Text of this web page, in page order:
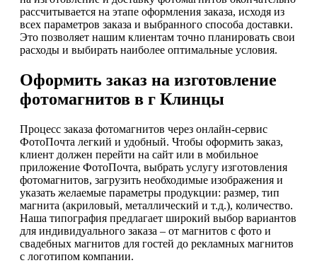
рассчитывается на этапе оформления заказа, исходя из
всех параметров заказа и выбранного способа доставки.
Это позволяет нашим клиентам точно планировать свои
расходы и выбирать наиболее оптимальные условия.
Оформить заказ на изготовление
фотомагнитов в г Клинцы
Процесс заказа фотомагнитов через онлайн-сервис
ФотоПочта легкий и удобный. Чтобы оформить заказ,
клиент должен перейти на сайт или в мобильное
приложение ФотоПочта, выбрать услугу изготовления
фотомагнитов, загрузить необходимые изображения и
указать желаемые параметры продукции: размер, тип
магнита (акриловый, металлический и т.д.), количество.
Наша типография предлагает широкий выбор вариантов
для индивидуального заказа – от магнитов с фото и
свадебных магнитов для гостей до рекламных магнитов
с логотипом компании.